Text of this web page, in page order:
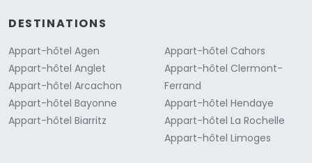
DESTINATIONS
Appart-hôtel Agen
Appart-hôtel Anglet
Appart-hôtel Arcachon
Appart-hôtel Bayonne
Appart-hôtel Biarritz
Appart-hôtel Cahors
Appart-hôtel Clermont-
Ferrand
Appart-hôtel Hendaye
Appart-hôtel La Rochelle
Appart-hôtel Limoges